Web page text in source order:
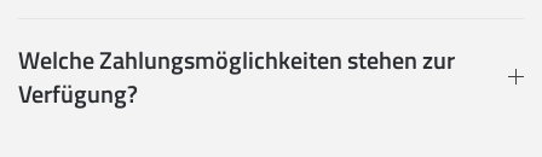
Welche Zahlungsmöglichkeiten stehen zur
Verfügung?